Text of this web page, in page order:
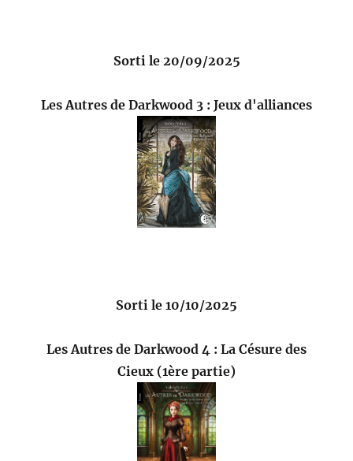
Sorti le 20/09/2025
Les Autres de Darkwood 3 : Jeux d'alliances
Sorti le 10/10/2025
Les Autres de Darkwood 4 : La Césure des
Cieux (1ère partie)